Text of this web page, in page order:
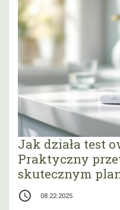
Jak działa test
Praktyczny
skutecznym
access_time 08.22.2025